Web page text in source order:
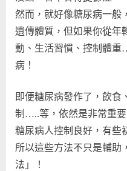
然而，就好像糖尿病一般
遺傳體質，但如果你從年
動、生活習慣、控制體
病！
即便糖尿病發作了，飲食
制…..等，依然是非常重
糖尿病人控制良好，有些
所以這些方法不只是輔助
法」！